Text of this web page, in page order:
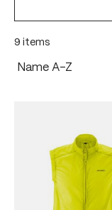
9 items